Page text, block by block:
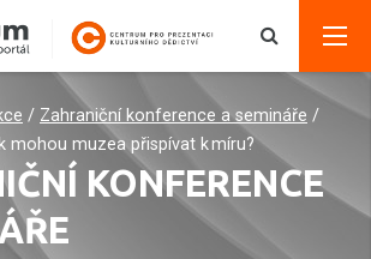
/ Zahraniční konference a semináře /
mohou muzea přispívat k míru?
KONFERENCE